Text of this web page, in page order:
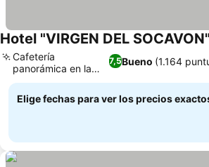
Hotel "VIRGEN DEL SOCAVON"
7,5Bueno (1.164
Cafetería
panorámica en la
azotea
Elige fechas para ver los precios